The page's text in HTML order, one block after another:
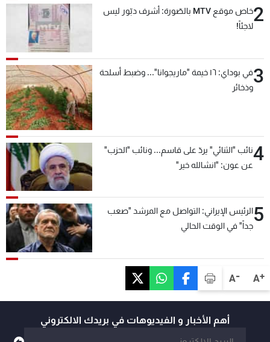
A+
A-
2
خاص موقع MTV بالصّورة: أشرف دبّور ليس
لاجئاً!
3
في بوداي: ١٦ خيمة "ماريجوانا"... وضبط أسلحة
وذخائر
4نائب "الثنائي" يردّ على قاسم... ونائب "الحزب"
عن عون: "انشالله خير"
5الرئيس الإيراني: التواصل مع المرشد "صعب
جداً" في الوقت الحالي
أهم الأخبار و الفيديوهات في بريدك الالكتروني